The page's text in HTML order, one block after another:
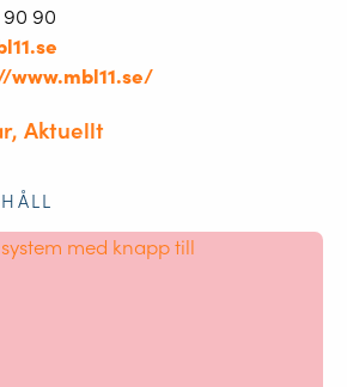
90
www.mbl11.se/
Aktuellt